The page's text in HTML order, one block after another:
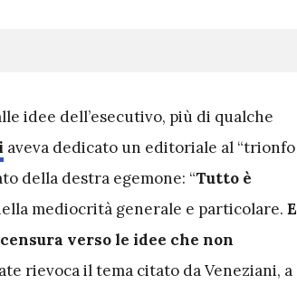
idee dell’esecutivo, più di qualche
aveva dedicato un editoriale al “trionfo
della destra egemone: “Tutto è
mediocrità generale e particolare. E
verso le idee che non
rievoca il tema citato da Veneziani, a